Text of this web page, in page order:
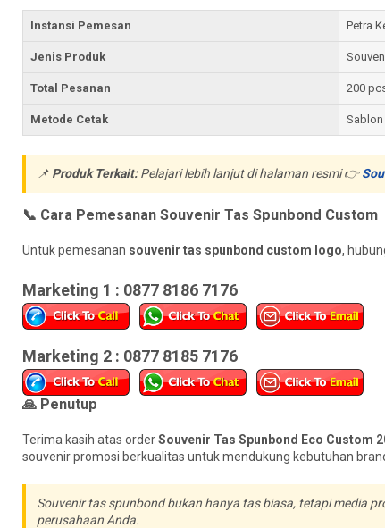
Instansi Pemesan Petra
Jenis Produk
Total Pesanan 200
Metode Cetak Sablon
📌 Produk Terkait:Pelajari lebih lanjut di halaman resmi 👉
📞 Cara Pemesanan Souvenir Tas Spunbond Custom
Untuk pemesanan souvenir tas spunbond custom logo,
Marketing 1 : 0877 8186 7176
Marketing 2 : 0877 8185 7176
🙏 Penutup
Terima kasih atas orderSouvenir Tas Spunbond Eco Custom
souvenir promosi berkualitas untuk mendukung kebutuhan
Souvenir tas spunbond bukan hanya tas biasa, tetapi media
perusahaan Anda.